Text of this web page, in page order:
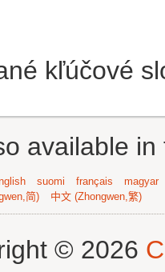
kľúčové
available
suomi français
magyar
简) 中文 (Zhongwen,繁)
© 2026